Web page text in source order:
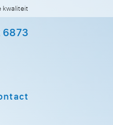
6873
kwaliteit